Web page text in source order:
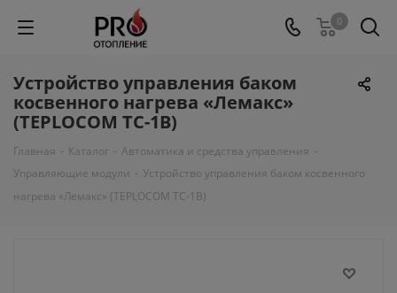
0
Устройство управления баком
косвенного нагрева «Лемакс»
(TEPLOCOM TC-1B)
Главная - Каталог - Автоматика и средства управления -
Управляющие модули - Устройство управления баком косвенного
нагрева «Лемакс» (TEPLOCOM TC-1B)